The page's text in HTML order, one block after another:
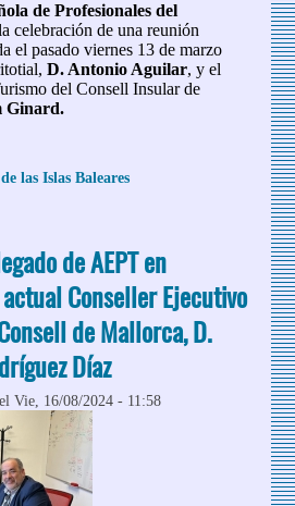
de Profesionales del
celebración de una reunión
el pasado viernes 13 de marzo
D. Antonio Aguilar, y el
del Consell Insular de
Ginard.
las Islas Baleares
AEPT refuerza su compromiso
sector turístico en Mallorca tras
institucional con el
de Turismo
de AEPT en
Conseller Ejecutivo
de Mallorca, D.
Díaz
Vie, 16/08/2024 - 11:58